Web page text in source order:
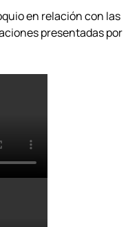
en relación con las
presentadas por